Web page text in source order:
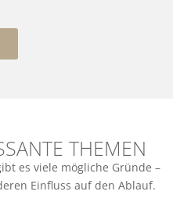
THEMEN
es viele mögliche Gründe –
Einfluss auf den Ablauf.